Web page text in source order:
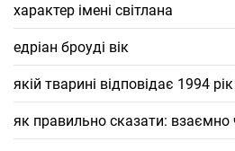
характер імені світлана
едріан броуді вік
якій тварині відповідає 1994 рік
як правильно сказати: взаємно